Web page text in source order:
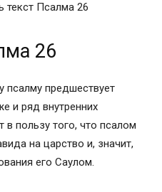
текст Псалма 26
26
псалму предшествует
и ряд внутренних
в пользу того, что псалом
на царство и, значит,
его Саулом.